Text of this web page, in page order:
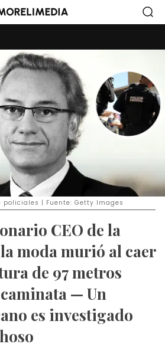
policiales | Fuente: Getty Images
CEO de la
moda murió al caer
de 97 metros
— Un
es investigado